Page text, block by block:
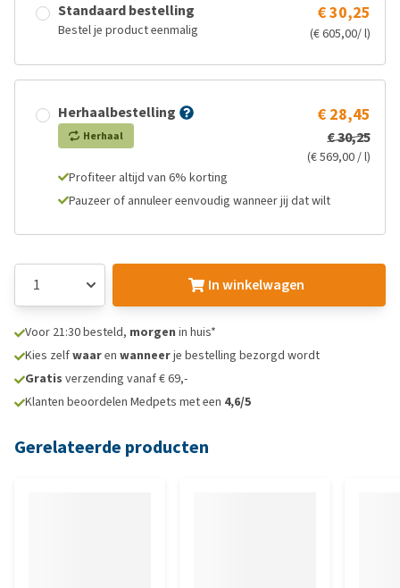
Standaard bestelling
Bestel je product eenmalig
€ 30,25
(€ 605,00/ l)
Herhaalbestelling
Herhaal
€ 28,45
€ 30,25
(€ 569,00 / l)
Profiteer altijd van 6% korting
Pauzeer of annuleer eenvoudig wanneer jij dat wilt
In winkelwagen
Voor 21:30 besteld, morgen in huis*
Kies zelfwaaren wanneerje bestelling bezorgd wordt
Gratis verzending vanaf € 69,-
Klanten beoordelen Medpets met een 4,6/5
Gerelateerde producten